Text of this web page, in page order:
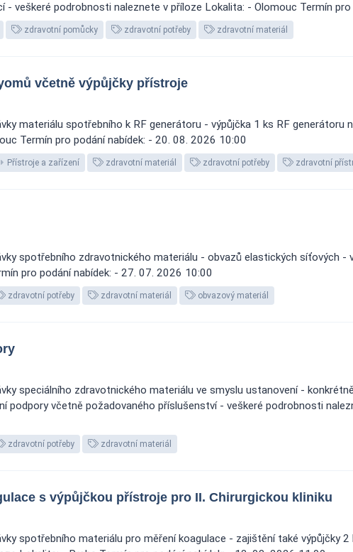
veškeré podrobnosti naleznete v příloze Lokalita: - Olomouc Termín pro
zdravotní pomůcky zdravotní potřeby zdravotní materiál
včetně výpůjčky přístroje
materiálu spotřebního k RF generátoru - výpůjčka 1 ks RF generátoru
Termín pro podání nabídek: - 20. 08. 2026 10:00
Přístroje a zařízení zdravotní materiál zdravotní potřeby zdravotní
spotřebního zdravotnického materiálu - obvazů elastických síťových -
pro podání nabídek: - 27. 07. 2026 10:00
zdravotní potřeby zdravotní materiál obvazový materiál
speciálního zdravotnického materiálu ve smyslu ustanovení -
podpory včetně požadovaného příslušenství - veškeré podrobnosti
zdravotní potřeby zdravotní materiál
s výpůjčkou přístroje pro II. Chirurgickou kliniku
spotřebního materiálu pro měření koagulace - zajištění také výpůjčky 2